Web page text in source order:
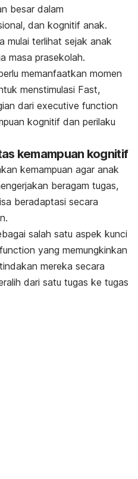
besar dalam
dan kognitif anak.
mulai terlihat sejak anak
masa prasekolah.
memanfaatkan momen
menstimulasi Fast,
dari executive function
kognitif dan perilaku
kemampuan kognitif
kemampuan agar anak
beragam tugas,
beradaptasi secara
salah satu aspek kunci
yang memungkinkan
mereka secara
dari satu tugas ke tugas